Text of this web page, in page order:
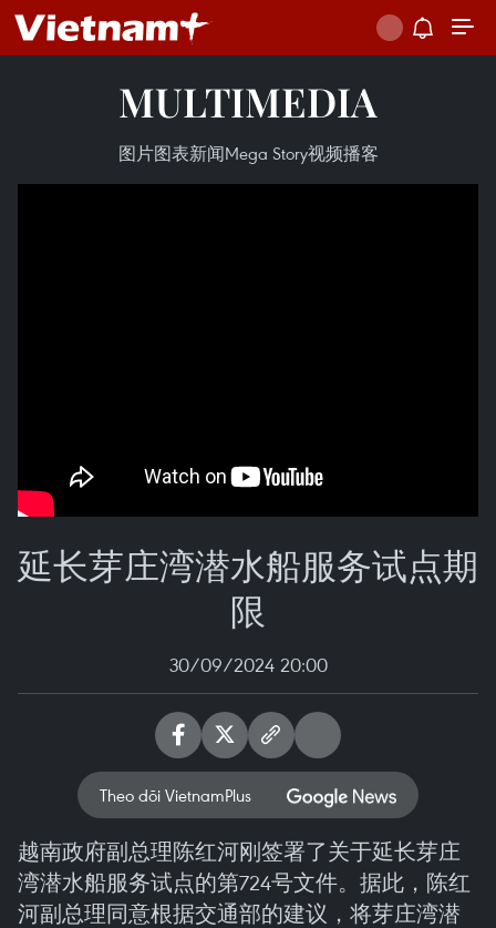
MULTIMEDIA
图片图表新闻Mega Story视频播客
延长芽庄湾潜水船服务试点期
限
30/09/2024 20:00
Theo dõi VietnamPlus
越南政府副总理陈红河刚签署了关于延长芽庄
湾潜水船服务试点的第724号文件。据此，陈红
河副总理同意根据交通部的建议，将芽庄湾潜